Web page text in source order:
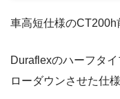
車高短仕様のCT200h
Duraflexのハーフタ
ローダウンさせた仕様